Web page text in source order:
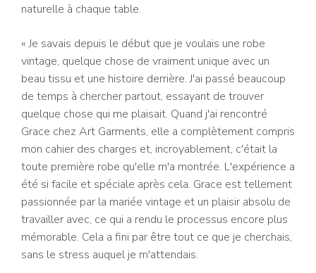
naturelle à chaque table.
« Je savais depuis le début que je voulais une robe
vintage, quelque chose de vraiment unique avec un
beau tissu et une histoire derrière. J'ai passé beaucoup
de temps à chercher partout, essayant de trouver
quelque chose qui me plaisait. Quand j'ai rencontré
Grace chez Art Garments, elle a complètement compris
mon cahier des charges et, incroyablement, c'était la
toute première robe qu'elle m'a montrée. L'expérience a
été si facile et spéciale après cela. Grace est tellement
passionnée par la mariée vintage et un plaisir absolu de
travailler avec, ce qui a rendu le processus encore plus
mémorable. Cela a fini par être tout ce que je cherchais,
sans le stress auquel je m'attendais.